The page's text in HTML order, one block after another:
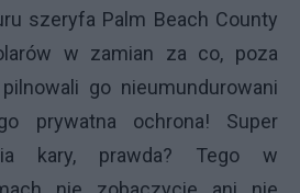
szeryfa Palm Beach County
w zamian za co, poza
go nieumundurowani
prywatna ochrona! Super
kary, prawda? Tego w